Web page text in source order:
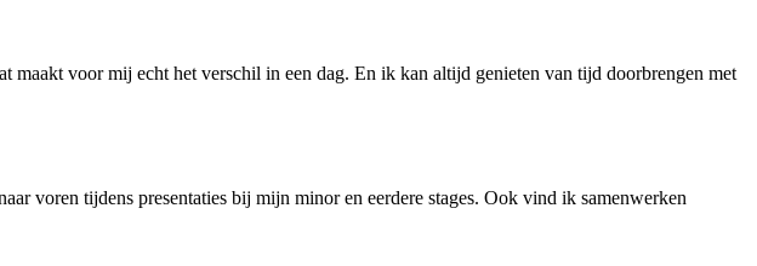
voor mij echt het verschil in een dag. En ik kan altijd genieten van tijd doorbrengen met
voren tijdens presentaties bij mijn minor en eerdere stages. Ook vind ik samenwerken